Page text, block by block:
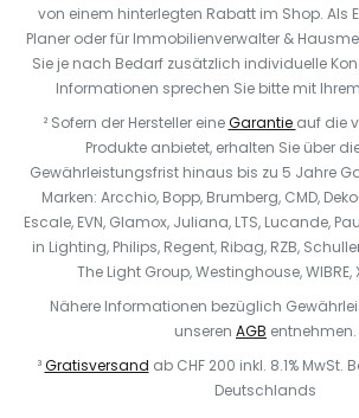
von einem hinterlegten Rabatt im Shop. Als
Planer oder für Immobilienverwalter &
Sie je nach Bedarf zusätzlich individuelle
Informationen sprechen Sie bitte mit
² Sofern der Hersteller eineGarantie auf die
Produkte anbietet, erhalten Sie über
Gewährleistungsfrist hinaus bis zu 5 Jahre
Marken: Arcchio, Bopp, Brumberg, CMD,
Escale, EVN, Glamox, Juliana, LTS, Lucande,
in Lighting, Philips, Regent, Ribag, RZB,
The Light Group, Westinghouse, WIBRE,
Nähere Informationen bezüglich
unseren AGB entnehmen.
³Gratisversand ab CHF 200 inkl. 8.1% MwSt.
Deutschlands